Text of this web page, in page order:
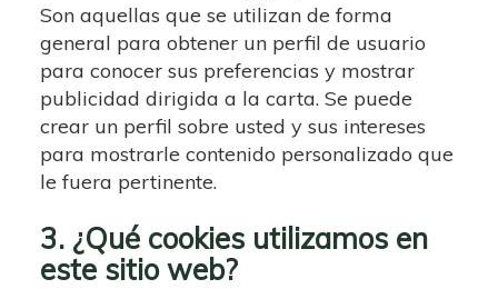
Son aquellas que se utilizan de forma
general para obtener un perfil de usuario
para conocer sus preferencias y mostrar
publicidad dirigida a la carta. Se puede
crear un perfil sobre usted y sus intereses
para mostrarle contenido personalizado que
le fuera pertinente.
3. ¿Qué cookies utilizamos en
este sitio web?